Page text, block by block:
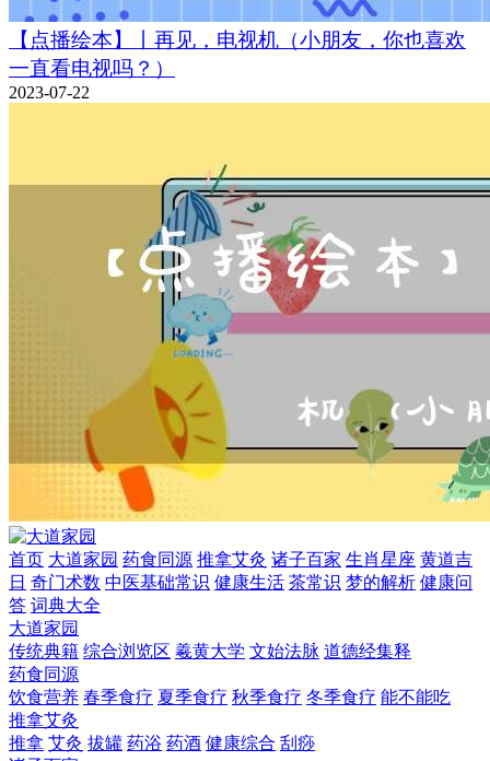
【点播绘本】丨再见，电视机（小朋友，你也喜欢
一直看电视吗？）
2023-07-22
首页 大道家园 药食同源 推拿艾灸 诸子百家 生肖星座 黄道吉
日 奇门术数 中医基础常识 健康生活 茶常识 梦的解析 健康问
答 词典大全
大道家园
传统典籍 综合浏览区 羲黄大学 文始法脉 道德经集释
药食同源
饮食营养 春季食疗 夏季食疗 秋季食疗 冬季食疗 能不能吃
推拿艾灸
推拿 艾灸 拔罐 药浴 药酒 健康综合 刮痧